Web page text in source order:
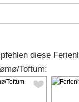
diese
Toftum: